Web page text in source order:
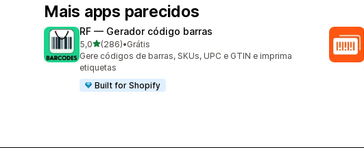
Mais apps parecidos
RF — Gerador código barras
5,0de 5 estrelas
(286)
286 avaliações ao todo
•Grátis
Gere códigos de barras, SKUs, UPC e GTIN e imprima
etiquetas
Built for Shopify